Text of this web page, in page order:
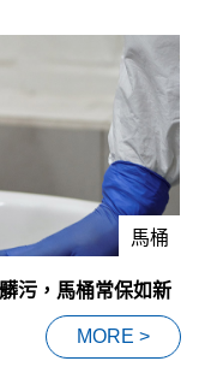
馬桶
污，馬桶常保如新
MORE >